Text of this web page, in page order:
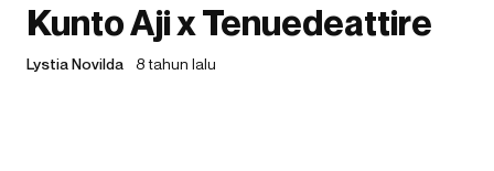
Kunto Aji x Tenuedeattire
Lystia Novilda 8 tahun lalu